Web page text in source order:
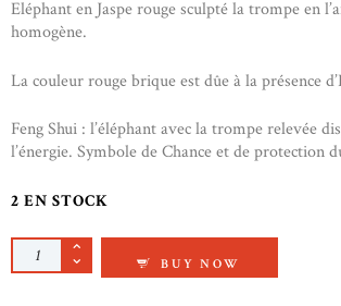
Eléphant en Jaspe rouge sculpté la trompe en
homogène.
La couleur rouge brique est dûe à la présence
Feng Shui : l’éléphant avec la trompe relevée
l’énergie. Symbole de Chance et de protection
2 EN STOCK
QUANTITÉ DE ELÉPHANT EN
BUY NOW